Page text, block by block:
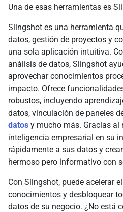
Una de esas herramientas es
Slingshot es una herramienta
datos, gestión de proyectos y
una sola aplicación intuitiva.
análisis de datos, Slingshot
aprovechar conocimientos
impacto. Ofrece
robustos, incluyendo
datos, vinculación de paneles
datos y mucho más. Gracias al
inteligencia empresarial en su
rápidamente a sus datos y
hermoso pero informativo con
Con Slingshot, puede acelerar
conocimientos y desbloquear
datos de su negocio. ¿No está